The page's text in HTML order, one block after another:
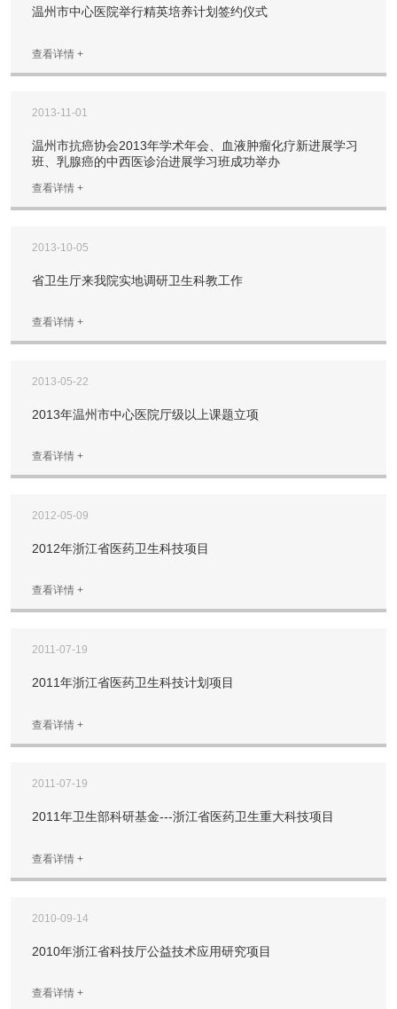
温州市中心医院举行精英培养计划签约仪式
查看详情 +
2013-11-01
温州市抗癌协会2013年学术年会、血液肿瘤化疗新进展学习
班、乳腺癌的中西医诊治进展学习班成功举办
查看详情 +
2013-10-05
省卫生厅来我院实地调研卫生科教工作
查看详情 +
2013-05-22
2013年温州市中心医院厅级以上课题立项
查看详情 +
2012-05-09
2012年浙江省医药卫生科技项目
查看详情 +
2011-07-19
2011年浙江省医药卫生科技计划项目
查看详情 +
2011-07-19
2011年卫生部科研基金---浙江省医药卫生重大科技项目
查看详情 +
2010-09-14
2010年浙江省科技厅公益技术应用研究项目
查看详情 +